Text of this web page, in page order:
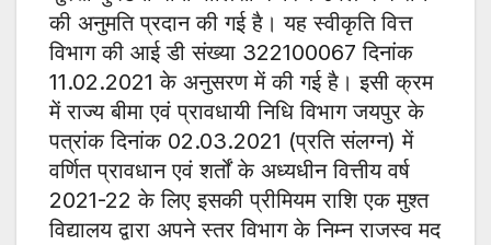
की अनुमति प्रदान की गई है। यह स्वीकृति वित्त
विभाग की आई डी संख्या 322100067 दिनांक
11.02.2021 के अनुसरण में की गई है। इसी क्रम
में राज्य बीमा एवं प्रावधायी निधि विभाग जयपुर के
पत्रांक दिनांक 02.03.2021 (प्रति संलग्न) में
वर्णित प्रावधान एवं शर्तों के अध्यधीन वित्तीय वर्ष
2021-22 के लिए इसकी प्रीमियम राशि एक मुश्त
विद्यालय द्वारा अपने स्तर विभाग के निम्न राजस्व मद